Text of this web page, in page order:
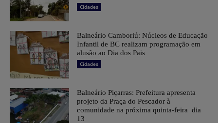
Cidades
Balneário Camboriú: Núcleos de Educação
Infantil de BC realizam programação em
alusão ao Dia dos Pais
Cidades
Balneário Piçarras: Prefeitura apresenta
projeto da Praça do Pescador à
comunidade na próxima quinta-feira dia
13